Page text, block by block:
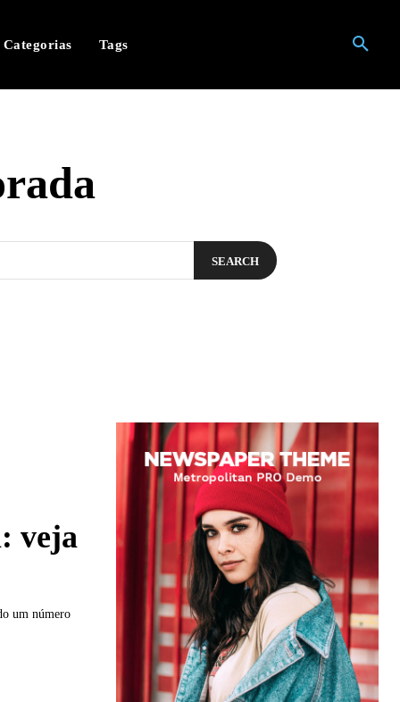
Categorias Tags
SEARCH
veja
um número